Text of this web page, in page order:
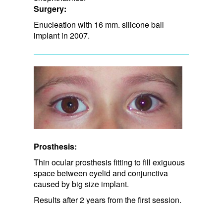
Surgery:
Enucleation with 16 mm. silicone ball
implant in 2007.
Prosthesis:
Thin ocular prosthesis fitting to fill exiguous
space between eyelid and conjunctiva
caused by big size implant.
Results after 2 years from the first session.